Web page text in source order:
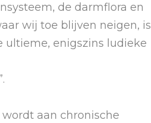
de darmflora en
wij toe blijven neigen, is
ultieme, enigszins ludieke
aan chronische